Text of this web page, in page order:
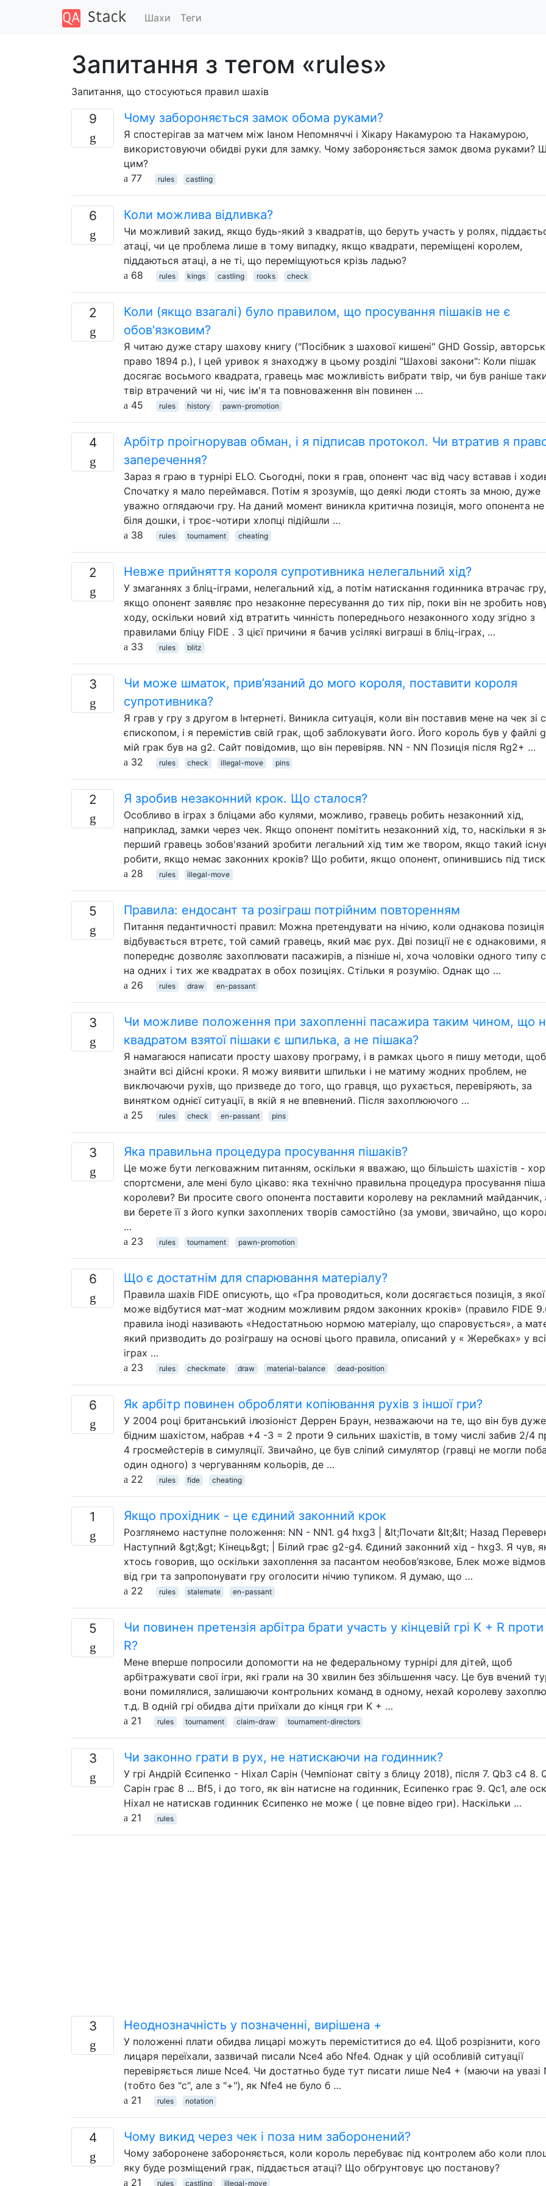
Шахи Теги
Запитання з тегом «rules»
Запитання, що стосуються правил шахів
9 Чому забороняється замок обома руками?
Я спостерігав за матчем між Іаном Непомняччі і Хікару Накамурою та Накамурою,
використовуючи обидві руки для замку. Чому забороняється замок двома руками?
цим?
77
rules castling
6 Коли можлива відливка?
Чи можливий закид, якщо будь-який з квадратів, що беруть участь у ролях,
атаці, чи це проблема лише в тому випадку, якщо квадрати, переміщені королем,
піддаються атаці, а не ті, що переміщуються крізь ладью?
68
rules kings castling rooks check
2
Коли (якщо взагалі) було правилом, що просування пішаків не є
обов'язковим?
Я читаю дуже стару шахову книгу ("Посібник з шахової кишені" GHD Gossip,
право 1894 р.), І цей уривок я знаходжу в цьому розділі "Шахові закони": Коли пішак
досягає восьмого квадрата, гравець має можливість вибрати твір, чи був раніше
твір втрачений чи ні, чиє ім'я та повноваження він повинен …
45
rules history pawn-promotion
4
Арбітр проігнорував обман, і я підписав протокол. Чи втратив я
заперечення?
Зараз я граю в турнірі ELO. Сьогодні, поки я грав, опонент час від часу вставав і
Спочатку я мало переймався. Потім я зрозумів, що деякі люди стоять за мною, дуже
уважно оглядаючи гру. На даний момент виникла критична позиція, мого опонента не
біля дошки, і троє-чотири хлопці підійшли …
38
rules tournament cheating
2 Невже прийняття короля супротивника нелегальний хід?
У змаганнях з бліц-іграми, нелегальний хід, а потім натискання годинника втрачає гру,
якщо опонент заявляє про незаконне пересування до тих пір, поки він не зробить
ходу, оскільки новий хід втратить чинність попереднього незаконного ходу згідно з
правилами бліцу FIDE . З цієї причини я бачив усілякі виграші в бліц-іграх, …
33
rules blitz
3
Чи може шматок, прив’язаний до мого короля, поставити короля
супротивника?
Я грав у гру з другом в Інтернеті. Виникла ситуація, коли він поставив мене на чек зі
єпископом, і я перемістив свій грак, щоб заблокувати його. Його король був у файлі
мій грак був на g2. Сайт повідомив, що він перевіряв. NN - NN Позиція після Rg2+ …
32
rules check illegal-move pins
2 Я зробив незаконний крок. Що сталося?
Особливо в іграх з бліцами або кулями, можливо, гравець робить незаконний хід,
наприклад, замки через чек. Якщо опонент помітить незаконний хід, то, наскільки я
перший гравець зобов'язаний зробити легальний хід тим же твором, якщо такий
робити, якщо немає законних кроків? Що робити, якщо опонент, опинившись під
28
rules illegal-move
5 Правила: ендосант та розіграш потрійним повторенням
Питання педантичності правил: Можна претендувати на нічию, коли однакова позиція
відбувається втретє, той самий гравець, який має рух. Дві позиції не є однаковими,
попереднє дозволяє захоплювати пасажирів, а пізніше ні, хоча чоловіки одного типу
на одних і тих же квадратах в обох позиціях. Стільки я розумію. Однак що …
26
rules draw en-passant
3
Чи можливе положення при захопленні пасажира таким чином, що
квадратом взятої пішаки є шпилька, а не пішака?
Я намагаюся написати просту шахову програму, і в рамках цього я пишу методи, щоб
знайти всі дійсні кроки. Я можу виявити шпильки і не матиму жодних проблем, не
виключаючи рухів, що призведе до того, що гравця, що рухається, перевіряють, за
винятком однієї ситуації, в якій я не впевнений. Після захоплюючого …
25
rules check en-passant pins
3 Яка правильна процедура просування пішаків?
Це може бути легковажним питанням, оскільки я вважаю, що більшість шахістів -
спортсмени, але мені було цікаво: яка технічно правильна процедура просування
королеви? Ви просите свого опонента поставити королеву на рекламний майданчик,
ви берете її з його купки захоплених творів самостійно (за умови, звичайно, що
…
23
rules tournament pawn-promotion
6 Що є достатнім для спарювання матеріалу?
Правила шахів FIDE описують, що «Гра проводиться, коли досягається позиція, з
може відбутися мат-мат жодним можливим рядом законних кроків» (правило FIDE
правила іноді називають «Недостатньою нормою матеріалу, що спаровується», а
який призводить до розіграшу на основі цього правила, описаний у « Жеребках» у
іграх …
23
rules checkmate draw material-balance dead-position
6 Як арбітр повинен обробляти копіювання рухів з іншої гри?
У 2004 році британський ілюзіоніст Деррен Браун, незважаючи на те, що він був дуже
бідним шахістом, набрав +4 -3 = 2 проти 9 сильних шахістів, в тому числі забив 2/4
4 гросмейстерів в симуляції. Звичайно, це був сліпий симулятор (гравці не могли
один одного) з чергуванням кольорів, де …
22
rules fide cheating
1 Якщо прохідник - це єдиний законний крок
Розглянемо наступне положення: NN - NN1. g4 hxg3 | &lt;Почати &lt;&lt; Назад
Наступний &gt;&gt; Кінець&gt; | Білий грає g2-g4. Єдиний законний хід - hxg3. Я чув,
хтось говорив, що оскільки захоплення за пасантом необов’язкове, Блек може
від гри та запропонувати гру оголосити нічию тупиком. Я думаю, що …
22
rules stalemate en-passant
5
Чи повинен претензія арбітра брати участь у кінцевій грі K + R
R?
Мене вперше попросили допомогти на не федеральному турнірі для дітей, щоб
арбітражувати свої ігри, які грали на 30 хвилин без збільшення часу. Це був вчений
вони помилялися, залишаючи контрольних команд в одному, нехай королеву
т.д. В одній грі обидва діти приїхали до кінця гри K + …
21
rules tournament claim-draw tournament-directors
3 Чи законно грати в рух, не натискаючи на годинник?
У грі Андрій Єсипенко - Ніхал Сарін (Чемпіонат світу з блицу 2018), після 7. Qb3 c4 8.
Сарін грає 8 ... Bf5, і до того, як він натисне на годинник, Есипенко грає 9. Qc1, але
Ніхал не натискав годинник Єсипенко не може ( це повне відео гри). Наскільки …
21
rules
3 Неоднозначність у позначенні, вирішена +
У положенні плати обидва лицарі можуть переміститися до e4. Щоб розрізнити, кого
лицаря переїхали, зазвичай писали Nce4 або Nfe4. Однак у цій особливій ситуації
перевіряється лише Nce4. Чи достатньо буде тут писати лише Ne4 + (маючи на увазі
(тобто без "c", але з "+"), як Nfe4 не було б …
21
rules notation
4 Чому викид через чек і поза ним заборонений?
Чому заборонене забороняється, коли король перебуває під контролем або коли
яку буде розміщений грак, піддається атаці? Що обґрунтовує цю постанову?
21
rules castling illegal-move